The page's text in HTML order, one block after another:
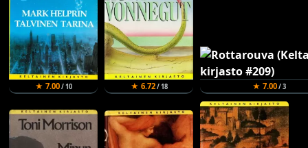
★ 7.00/ 10 ★ 6.72/ 18 ★ 7.00/ 3